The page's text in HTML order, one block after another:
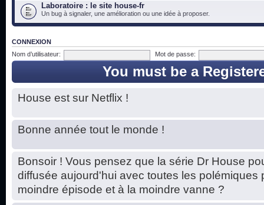
Laboratoire : le site house-fr
Un bug à signaler, une amélioration ou une idée à proposer.
CONNEXION
Nom d’utilisateur:
Mot de passe:
You must be a
House est sur Netflix !
Bonne année tout le monde !
Bonsoir ! Vous pensez que la série Dr House
diffusée aujourd'hui avec toutes les polémiques
moindre épisode et à la moindre vanne ?